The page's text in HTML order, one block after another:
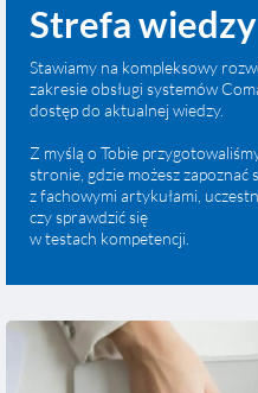
Strefa wiedzy
Stawiamy na kompleksowy
zakresie obsługi systemów
dostęp do aktualnej wiedzy.
Z myślą o Tobie
stronie, gdzie możesz zapoznać
z fachowymi artykułami,
czy sprawdzić się
w testach kompetencji.